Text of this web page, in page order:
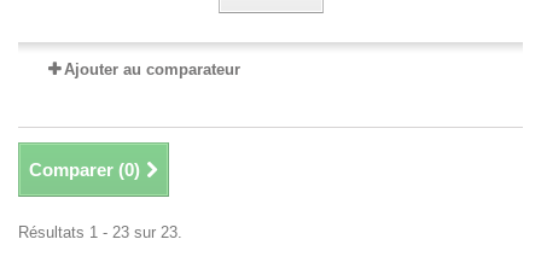
Ajouter au comparateur
Comparer (0)
Résultats 1 - 23 sur 23.